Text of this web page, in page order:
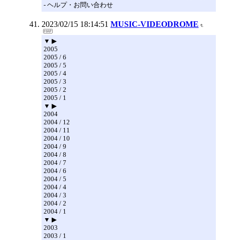
- ヘルプ・お問い合わせ
2023/02/15 18:14:51 MUSIC-VIDEODROME
▼ ▶
2005
2005 / 6
2005 / 5
2005 / 4
2005 / 3
2005 / 2
2005 / 1
▼ ▶
2004
2004 / 12
2004 / 11
2004 / 10
2004 / 9
2004 / 8
2004 / 7
2004 / 6
2004 / 5
2004 / 4
2004 / 3
2004 / 2
2004 / 1
▼ ▶
2003
2003 / 1